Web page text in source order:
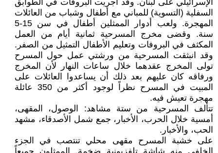
الإسرائيلي على لبنان. وقد أُجريت البروفات في الطوابق
السفلية (التسوية) للمباني مع أطفال وشباب من العائلات
المهجرة. ولعب أدوار الممثلين أطفال في سن 15-5
سنة. وقضى مخرج المسرحية ثمانية أيام من العمل
المكثف في البروفات وتعليم الأطفال التمثيل من الصفر.
وقد انبثقت المسرحية من ورشتي عمل حول المسرح
تولى المخرج عقدهما خلال ساعات النهار لأن المخرج
ورفاقه كان عليهم بعد ذلك أن يساعدوا العائلات على
المبيت في المسرح نظراً لوجود أكثر من 350 عائلة
مهجرة تعيش فيه.
تتألف المسرحية من ستة مشاهد: الوصول، المقهى،
أمسية خلال الحرب، الأخبار، جمع شمل الأصدقاء، مشهد
الحب، والأخبار.
على خشبة المسرح مقهى محلي تنتصب في الجزء